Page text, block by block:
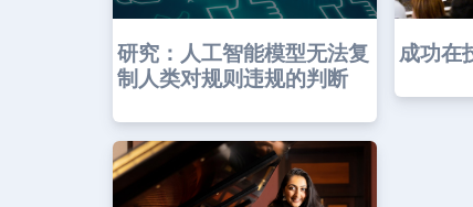
研究：人工智能模型无法复
制人类对规则违规的判断
成功在